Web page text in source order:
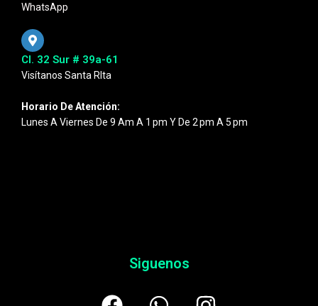
WhatsApp
Cl. 32 Sur # 39a-61
Visítanos Santa RIta
Horario De Atención:
Lunes A Viernes De 9 Am A 1 Pm Y De 2 Pm A 5 Pm
Siguenos